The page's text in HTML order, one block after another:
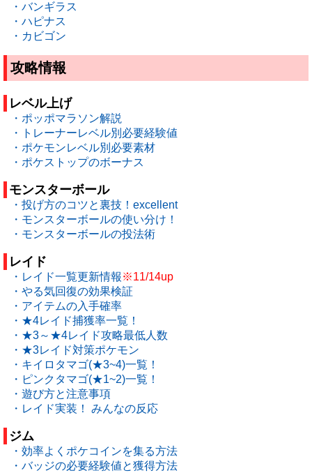
・バンギラス
・ハピナス
・カビゴン
攻略情報
レベル上げ
・ポッポマラソン解説
・トレーナーレベル別必要経験値
・ポケモンレベル別必要素材
・ポケストップのボーナス
モンスターボール
・投げ方のコツと裏技！excellent
・モンスターボールの使い分け！
・モンスターボールの投法術
レイド
・レイド一覧更新情報 ※11/14up
・やる気回復の効果検証
・アイテムの入手確率
・★4レイド捕獲率一覧！
・★3～★4レイド攻略最低人数
・★3レイド対策ポケモン
・キイロタマゴ(★3~4)一覧！
・ピンクタマゴ(★1~2)一覧！
・遊び方と注意事項
・レイド実装！ みんなの反応
ジム
・効率よくポケコインを集る方法
・バッジの必要経験値と獲得方法